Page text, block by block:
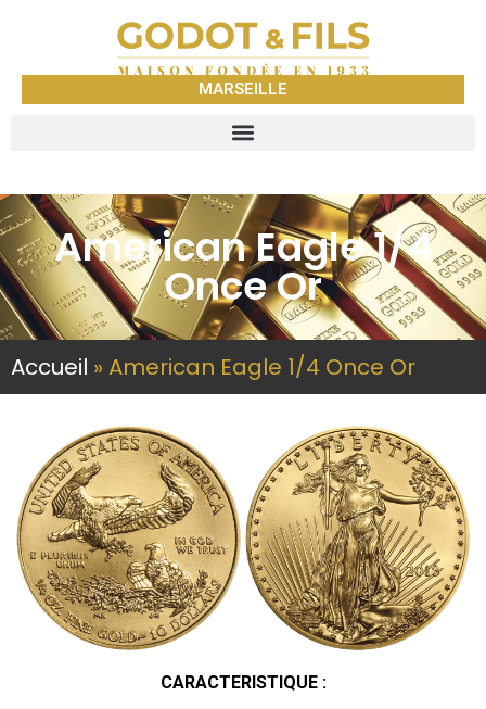
MARSEILLE
American Eagle 1/4
Once Or
Accueil »American Eagle 1/4 Once Or
CARACTERISTIQUE :